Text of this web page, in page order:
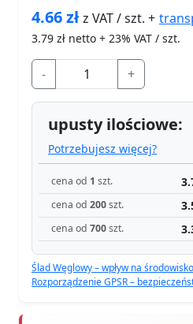
4.66złz VAT / szt. +
3.79 zł netto + 23% VAT / szt.
- +
upusty ilościowe:
Potrzebujesz więcej?
cena od 1 szt.
cena od 200szt.
cena od 700szt.
Ślad Węglowy – wpływ na środowisko
Rozporządzenie GPSR –